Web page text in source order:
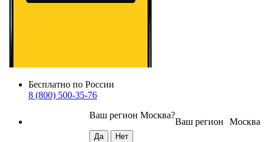
Бесплатно по России
8 (800) 500-35-76
Москва
Ваш регион
Ваш регион Москва?